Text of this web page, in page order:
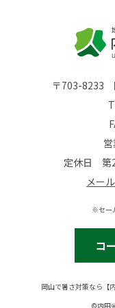
〒703-8233
定休日 第
メー
※セー
コ
岡山で暑さ対策なら【
©内田